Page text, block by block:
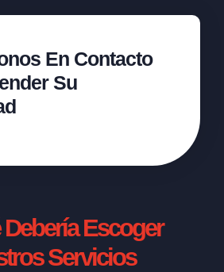
En Contacto
Su
Escoger
Servicios